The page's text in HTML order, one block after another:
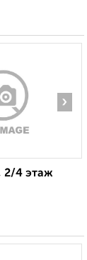
›
2/4 этаж